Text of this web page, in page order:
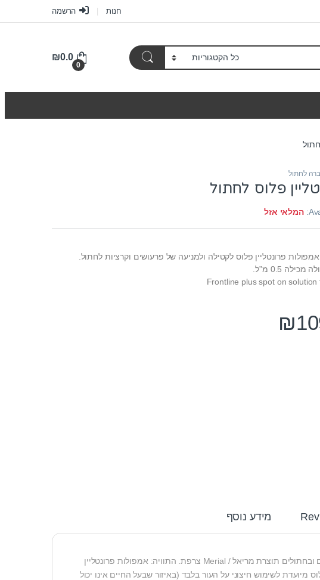
חנות הרשמה
0
₪0.0
לחתול
פלוס לחתול
המלאי אזל
לקטילה ולמניעה של פרעושים וקרציות לחתול.
0.5 מ”ל.
Frontline plus spot on solution
₪
מידע נוסף
פרונטליין פלוס תכשיר להדברה ומניעה של פרעושים וקרציות בכלבים ובחתולים תוצרת מריאל / Merial צרפת. התוויה: אמפולות פרונטליין
מיועדת לשימוש חיצוני על העור בלבד (באיזור שבעל החיים אינו יכול